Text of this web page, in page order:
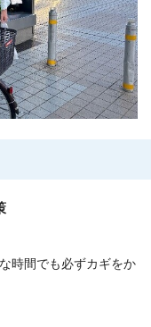
時間でも必ずカギをか